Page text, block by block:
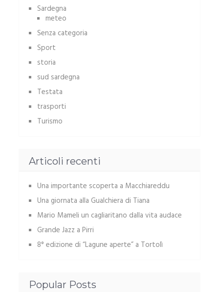
Sardegna
meteo
Senza categoria
Sport
storia
sud sardegna
Testata
trasporti
Turismo
Articoli recenti
Una importante scoperta a Macchiareddu
Una giornata alla Gualchiera di Tiana
Mario Mameli un cagliaritano dalla vita audace
Grande Jazz a Pirri
8° edizione di “Lagune aperte” a Tortolì
Popular Posts